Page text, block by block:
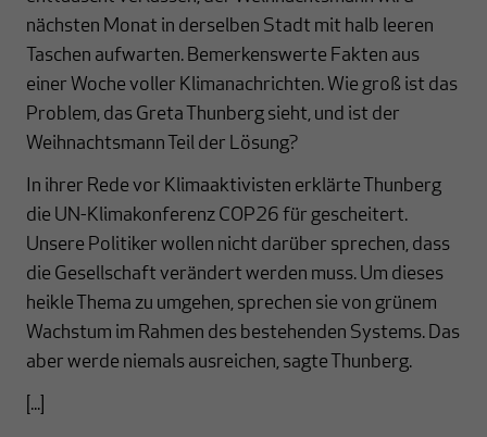
nächsten Monat in derselben Stadt mit halb leeren
Taschen aufwarten. Bemerkenswerte Fakten aus
einer Woche voller Klimanachrichten. Wie groß ist das
Problem, das Greta Thunberg sieht, und ist der
Weihnachtsmann Teil der Lösung?
In ihrer Rede vor Klimaaktivisten erklärte Thunberg
die UN-Klimakonferenz COP26 für gescheitert.
Unsere Politiker wollen nicht darüber sprechen, dass
die Gesellschaft verändert werden muss. Um dieses
heikle Thema zu umgehen, sprechen sie von grünem
Wachstum im Rahmen des bestehenden Systems. Das
aber werde niemals ausreichen, sagte Thunberg.
[...]